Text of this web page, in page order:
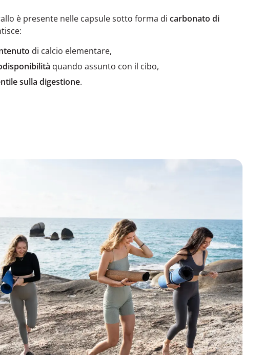
è presente nelle capsule sotto forma di carbonato di
di calcio elementare,
quando assunto con il cibo,
sulla digestione.